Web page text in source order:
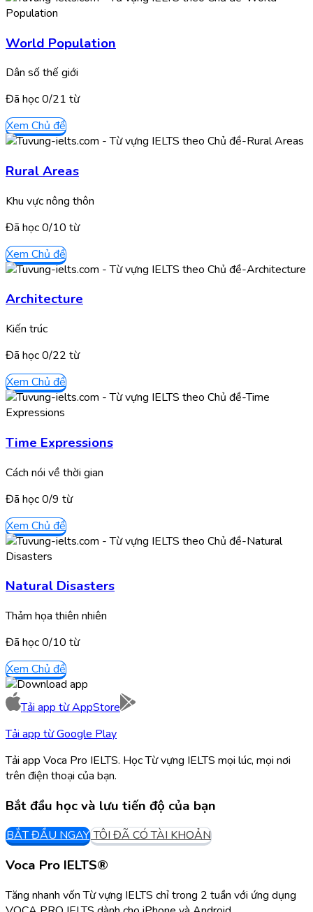
World Population
Dân số thế giới
Đã học0/21 từ
Xem Chủ đề
Rural Areas
Khu vực nông thôn
Đã học0/10 từ
Xem Chủ đề
Architecture
Kiến trúc
Đã học0/22 từ
Xem Chủ đề
Time Expressions
Cách nói về thời gian
Đã học0/9 từ
Xem Chủ đề
Natural Disasters
Thảm họa thiên nhiên
Đã học0/10 từ
Xem Chủ đề
Tải app từAppStore
Tải app từGoogle Play
Tải app Voca Pro IELTS. Học Từ vựng IELTS mọi lúc, mọi nơi
trên điện thoại của bạn.
Bắt đầu học và lưu tiến độ của bạn
BẮT ĐẦU NGAY TÔI ĐÃ CÓ TÀI KHOẢN
Voca Pro IELTS®
Tăng nhanh vốn Từ vựng IELTS chỉ trong 2 tuần với ứng dụng